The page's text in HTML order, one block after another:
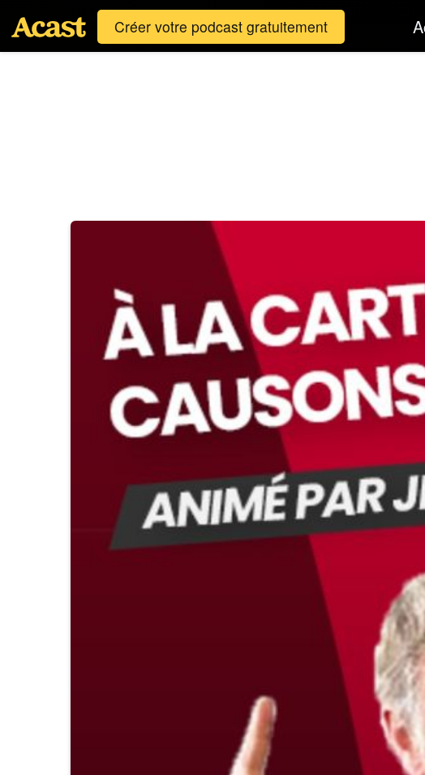
Créer votre podcast gratuitement